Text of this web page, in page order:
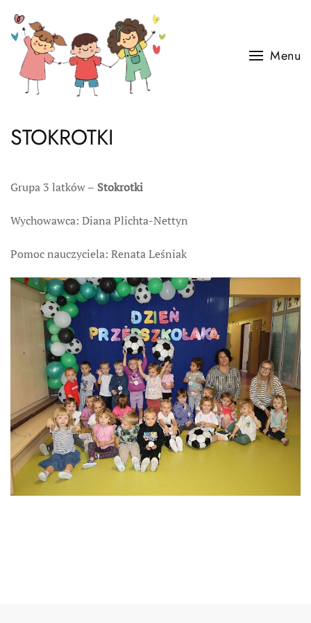
Skip to main content
Menu
STOKROTKI
Grupa 3 latków – Stokrotki
Wychowawca: Diana Plichta-Nettyn
Pomoc nauczyciela: Renata Leśniak